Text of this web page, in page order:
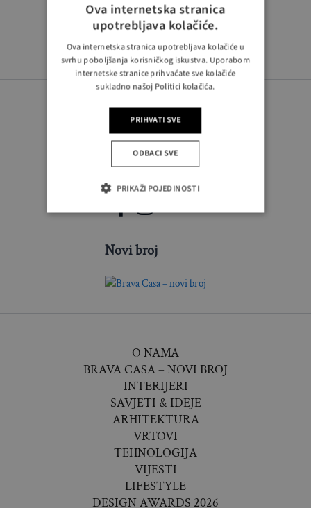
PRATITE NAS
Novi broj
O NAMA
BRAVA CASA – NOVI BROJ
INTERIJERI
SAVJETI & IDEJE
ARHITEKTURA
VRTOVI
TEHNOLOGIJA
VIJESTI
LIFESTYLE
DESIGN AWARDS 2026
Ova internetska stranica
upotrebljava kolačiće.
Ova internetska stranica upotrebljava kolačiće u
svrhu poboljšanja korisničkog iskustva. Uporabom
internetske stranice prihvaćate sve kolačiće
sukladno našoj Politici kolačića.
PRIHVATI SVE
ODBACI SVE
PRIKAŽI POJEDINOSTI